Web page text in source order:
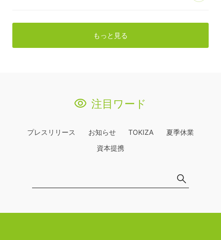
もっと見る
注目ワード
プレスリリース お知らせ TOKIZA
夏季休業
資本提携